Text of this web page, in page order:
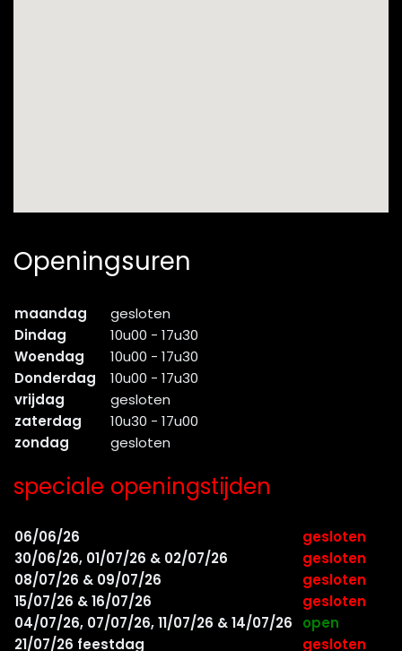
Openingsuren
maandag
gesloten
Dindag
10u00 - 17u30
Woendag
10u00 - 17u30
Donderdag
10u00 - 17u30
vrijdag
gesloten
zaterdag
10u30 - 17u00
zondag
gesloten
speciale openingstijden
06/06/26
gesloten
30/06/26, 01/07/26 & 02/07/26
gesloten
08/07/26 & 09/07/26
gesloten
15/07/26 & 16/07/26
gesloten
04/07/26, 07/07/26, 11/07/26 & 14/07/26
open
21/07/26 feestdag
gesloten